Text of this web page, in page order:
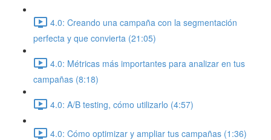
4.0: Creando una campaña con la segmentación
perfecta y que convierta (21:05)
4.0: Métricas más importantes para analizar en tus
campañas (8:18)
4.0: A/B testing, cómo utilizarlo (4:57)
4.0: Cómo optimizar y ampliar tus campañas (1:36)